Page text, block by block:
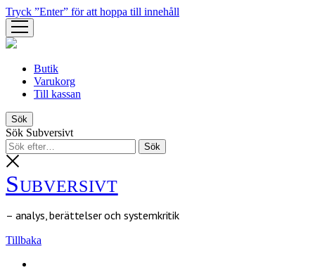
Tryck ”Enter” för att hoppa till innehåll
öppna
meny
Butik
Varukorg
Till kassan
Sök
Sök Subversivt
Subversivt
– analys, berättelser och systemkritik
Tillbaka